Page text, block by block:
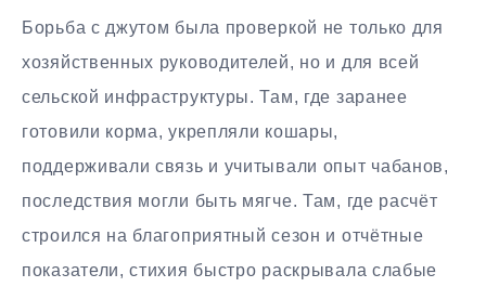
Борьба с джутом была проверкой не только для
хозяйственных руководителей, но и для всей
сельской инфраструктуры. Там, где заранее
готовили корма, укрепляли кошары,
поддерживали связь и учитывали опыт чабанов,
последствия могли быть мягче. Там, где расчёт
строился на благоприятный сезон и отчётные
показатели, стихия быстро раскрывала слабые